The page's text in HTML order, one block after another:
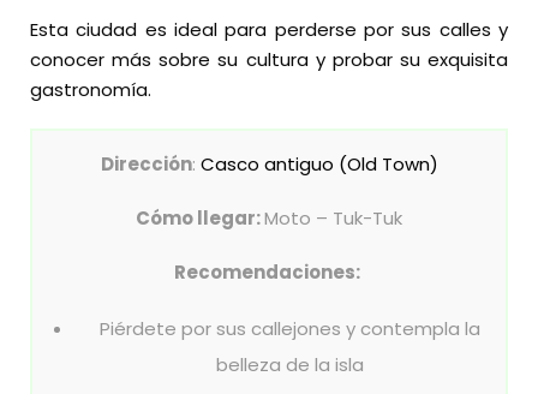
Esta ciudad es ideal para perderse por sus calles y
conocer más sobre su cultura y probar su exquisita
gastronomía.
Dirección: Casco antiguo (Old Town)
Cómo llegar:Moto – Tuk-Tuk
Recomendaciones:
Piérdete por sus callejones y contempla la
belleza de la isla